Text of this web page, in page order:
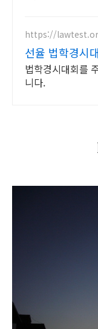
https://
선율 법학경시
법학경시대회를
니다.